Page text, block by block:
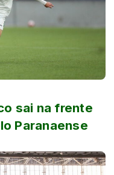
sai na frente
Paranaense